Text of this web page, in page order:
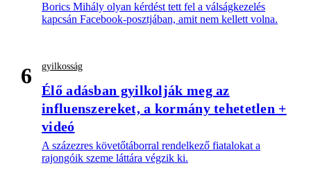
Borics Mihály olyan kérdést tett fel a válságkezelés
kapcsán Facebook-posztjában, amit nem kellett volna.
6 gyilkosság
Élő adásban gyilkolják meg az
influenszereket, a kormány tehetetlen +
videó
A százezres követőtáborral rendelkező fiatalokat a
rajongóik szeme láttára végzik ki.